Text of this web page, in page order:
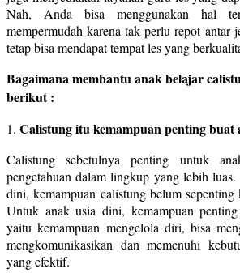
Nah, Anda bisa menggunakan hal
mempermudah karena tak perlu repot antar
tetap bisa mendapat tempat les yang
Bagaimana membantu anak belajar
berikut :
1. Calistung itu kemampuan penting buat
Calistung sebetulnya penting untuk
pengetahuan dalam lingkup yang lebih
dini, kemampuan calistung belum
Untuk anak usia dini, kemampuan
yaitu kemampuan mengelola diri, bisa
mengkomunikasikan dan memenuhi
yang efektif.